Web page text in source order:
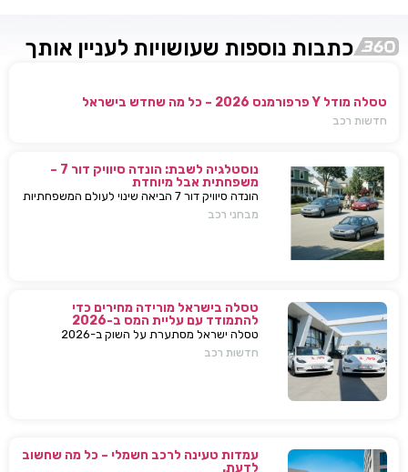
כתבות נוספות שעושויות לעניין אותך
טסלה מודל Y פרפורמנס 2026 – כל מה שחדש בישראל
חדשות רכב
נוסטלגיה לשבת: הונדה סיוויק דור 7 –
משפחתית אבל מיוחדת
הונדה סיוויק דור 7 הביאה שינוי לעולם המשפחתיות
בישראל — כל מה שחשוב לדעת, מפרטים ועד
מבחני רכב
טסלה בישראל מורידה מחירים כדי
להתמודד עם עליית המס ב-2026
טסלה ישראל מסתערת על השוק ב-2026
ומבצעת הפחתות מחירים של עשרות אלפי שקלים
חדשות רכב
עמדות טעינה לרכב חשמלי – כל מה שחשוב
לדעת.